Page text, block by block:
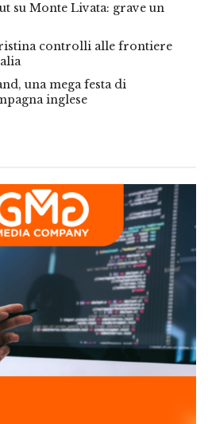
su Monte Livata: grave un
controlli alle frontiere
una mega festa di
inglese